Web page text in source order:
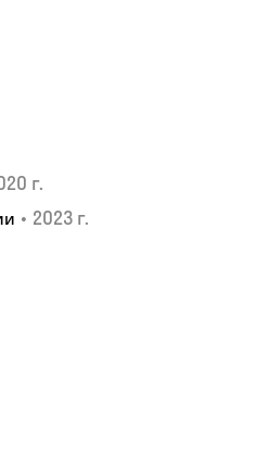
г.
• 2023 г.